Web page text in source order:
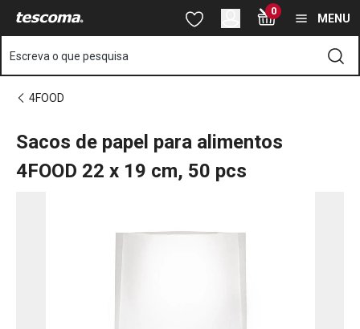
Está na página Sacos de papel para alimentos 4FOOD 22 x 19
Saltar para o conteúdo principal
Saltar para a pesquisa
Saltar para a navegação 0
MENU
Escreva o que pesquisa
4FOOD
Sacos de papel para alimentos
4FOOD 22 x 19 cm, 50 pcs